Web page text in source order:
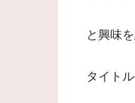
と興味
タイト